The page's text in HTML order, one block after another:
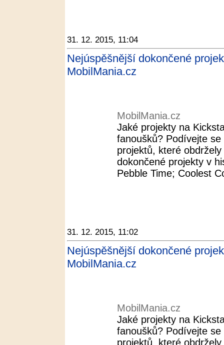
31. 12. 2015, 11:04
Nejúspěšnější dokončené
MobilMania.cz
MobilMania.cz
Jaké projekty na
fanoušků? Podívejte
projektů, které
dokončené projekty v
Pebble Time; Coolest
31. 12. 2015, 11:02
Nejúspěšnější dokončené
MobilMania.cz
MobilMania.cz
Jaké projekty na
fanoušků? Podívejte
projektů, které